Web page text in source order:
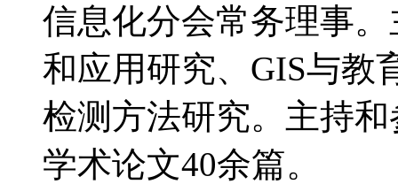
信息化分会常务理事
和应用研究、GIS与教
检测方法研究。主持
学术论文40余篇。